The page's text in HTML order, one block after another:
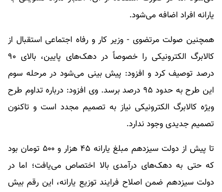
یارانه افراد اضافه می‌شود.
همچنین صولت مرتضوی - وزیر کار و رفاه اجتماعی استقبال از
کالابرگ الکترونیکی را خصوصاً در دهک‌های پایین، بالای ۹۰
درصد توصیف کرد و افزود: پیش بینی می‌شود در مرحله سوم
این طرح به حدود ۹۵ درصد برسد. وی افزود: درباره تداوم طرح
ویژه کالابرگ الکترونیکی نیاز به تصمیم مجدد است و تاکنون
تصمیم جدیدی وجود ندارد.
تا پیش از دولت سیزدهم مبلغ یارانه ۴۵ هزار و ۵۰۰ تومان بود
که حتی به دهک‌های درآمدی بالا اختصاص می‌یافت؛ اما در
دولت سیزدهم ضمن اصلاح فرایند توزیع یارانه، این رقم بیش